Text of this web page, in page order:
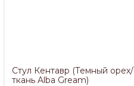
Стул Кентавр (Темный орех/
ткань Alba Gream)